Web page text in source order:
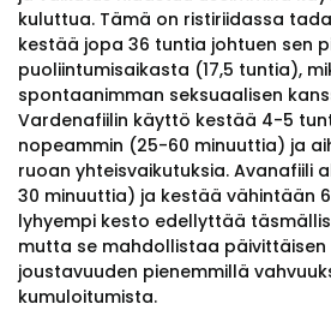
kuluttua. Tämä on ristiriidassa
kestää jopa 36 tuntia johtuen sen
puoliintumisaikasta (17,5 tuntia),
spontaanimman seksuaalisen
Vardenafiilin käyttö kestää 4-5
nopeammin (25-60 minuuttia) ja
ruoan yhteisvaikutuksia. Avanafiili
30 minuuttia) ja kestää vähintään
lyhyempi kesto edellyttää
mutta se mahdollistaa päivittäisen
joustavuuden pienemmillä
kumuloitumista.